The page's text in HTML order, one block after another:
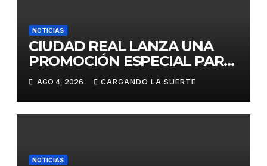
NOTICIAS
CIUDAD REAL LANZA UNA
PROMOCIÓN ESPECIAL PARA
JÓVENES MENORES DE 25
AÑOS EN LAS DOS GRANDES
CITAS DEL ABONO
AGO 4, 2026 CARGANDO LA SUERTE
NOTICIAS